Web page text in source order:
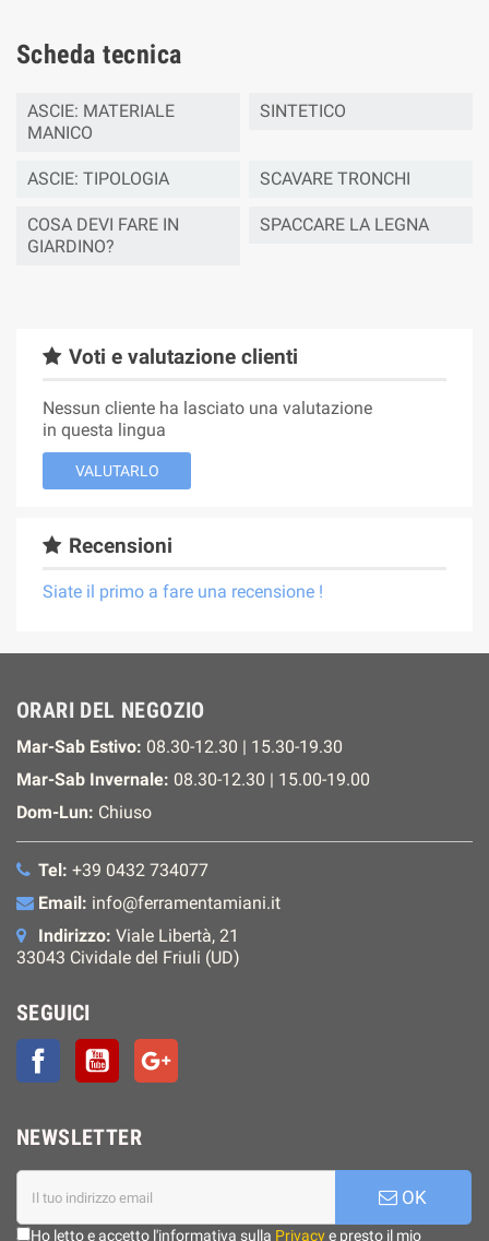
Scheda tecnica
ASCIE: MATERIALE
MANICO
SINTETICO
ASCIE: TIPOLOGIA SCAVARE TRONCHI
COSA DEVI FARE IN
GIARDINO?
SPACCARE LA LEGNA
Voti e valutazione clienti
Nessun cliente ha lasciato una valutazione
in questa lingua
VALUTARLO
Recensioni
Siate il primo a fare una recensione !
ORARI DEL NEGOZIO
Mar-Sab Estivo: 08.30-12.30 | 15.30-19.30
Mar-Sab Invernale: 08.30-12.30 | 15.00-19.00
Dom-Lun: Chiuso
Tel: +39 0432 734077
Email: info@ferramentamiani.it
Indirizzo: Viale Libertà, 21
33043 Cividale del Friuli (UD)
SEGUICI
FacebookYouTube
NEWSLETTER
OK
Ho letto e accetto l'informativa sulla Privacye presto il mio